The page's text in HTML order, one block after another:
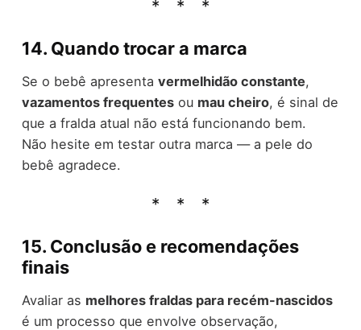
14. Quando trocar a marca
Se o bebê apresenta vermelhidão constante,
vazamentos frequentesou mau cheiro, é sinal de
que a fralda atual não está funcionando bem.
Não hesite em testar outra marca — a pele do
bebê agradece.
15. Conclusão e recomendações
finais
Avaliar as melhores fraldas para recém-nascidos
é um processo que envolve observação,